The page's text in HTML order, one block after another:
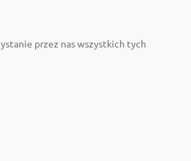
przez nas wszystkich tych